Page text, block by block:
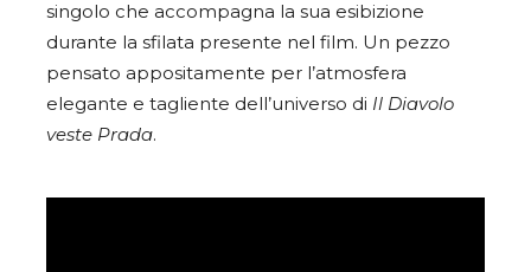
singolo che accompagna la sua esibizione
durante la sfilata presente nel film. Un pezzo
pensato appositamente per l’atmosfera
elegante e tagliente dell’universo di Il Diavolo
veste Prada.